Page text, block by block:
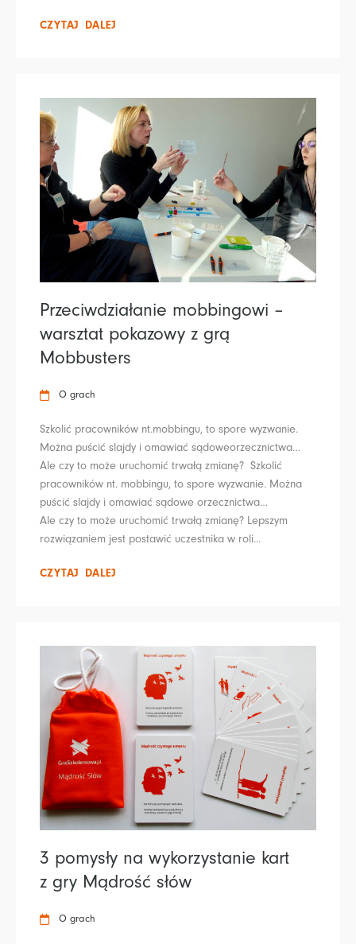
CZYTAJ DALEJ
Przeciwdziałanie mobbingowi –
warsztat pokazowy z grą
Mobbusters
O grach
Szkolić pracowników nt.mobbingu, to spore wyzwanie.
Można puścić slajdy i omawiać sądoweorzecznictwa…
Ale czy to może uruchomić trwałą zmianę? Szkolić
pracowników nt. mobbingu, to spore wyzwanie. Można
puścić slajdy i omawiać sądowe orzecznictwa…
Ale czy to może uruchomić trwałą zmianę? Lepszym
rozwiązaniem jest postawić uczestnika w roli...
CZYTAJ DALEJ
3 pomysły na wykorzystanie kart
z gry Mądrość słów
O grach